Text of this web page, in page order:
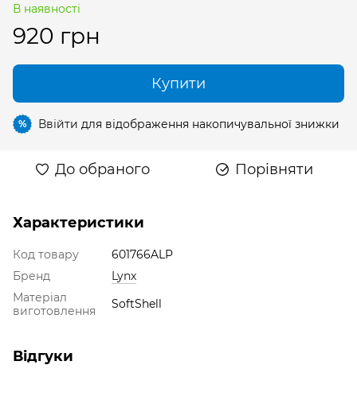
В наявності
920 грн
Купити
% Ввійти для відображення накопичувальної знижки
До обраного Порівняти
Характеристики
Код товару
601766ALP
Бренд
Lynx
Матеріал
виготовлення
SoftShell
Відгуки